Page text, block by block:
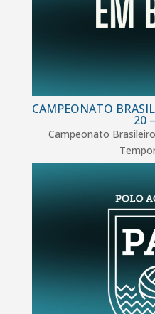
CAMPEONATO
20
Campeonato